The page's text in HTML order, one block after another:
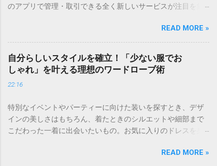
のアプリで管理・取引できる全く新しいサービスが注目を集
め、初心者でも迷わずスタートできるのが魅力です。 ✅ いつ
でもどこでも手軽に取引を始めてみる 「将来のために何か始
めなきゃ」と思いつつ、つい後回しにしてしまうのが資産運
用ですよね。いざ始めようと思っても、どの証券会社が良い
のか、そもそも何から手をつければいいのか分からず、立ち
止まってしまう方も多いのではないでしょうか。 お金のこと
この記事では、無理なく資産を育てるための「土台作り」か
ら、自分にぴったりの証券口座を見極めるポイントまで、初
心者の方にも分かりやすく解説します。 資産運用を始める前
すぐに株を買ってみよう！」という意気込みは素晴らしいで
READ MORE »
自分らしいスタイルを確立！「少ない服でお
しゃれ」を叶える理想のワードローブ術
22:16
特別なイベントやパーティーに向けた装いを探すとき、デザ
インの美しさはもちろん、着たときのシルエットや細部まで
こだわった一着に出会いたいもの。お気に入りのドレスを身
その時間を楽しむことができます。 ＞ [大切な日のための一
READ MORE »